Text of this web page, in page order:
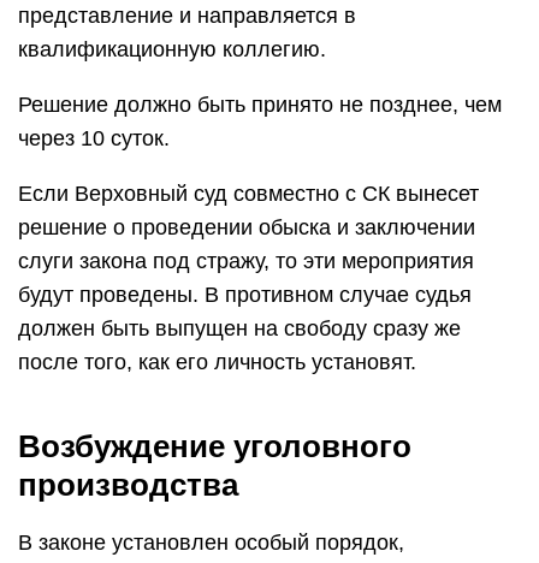
представление и направляется в
квалификационную коллегию.
Решение должно быть принято не позднее, чем
через 10 суток.
Если Верховный суд совместно с СК вынесет
решение о проведении обыска и заключении
слуги закона под стражу, то эти мероприятия
будут проведены. В противном случае судья
должен быть выпущен на свободу сразу же
после того, как его личность установят.
Возбуждение уголовного
производства
В законе установлен особый порядок,